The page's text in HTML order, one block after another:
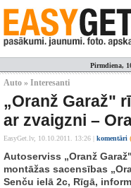
Pirmdiena,
Auto » Interesanti
„Oranž Garaž"
ar zvaigzni –
EasyGet.lv, 10.10.2011. 13:26 komentāri
Autoserviss „Oranž
montāžas sacensības
Senču ielā 2c, Rīgā,